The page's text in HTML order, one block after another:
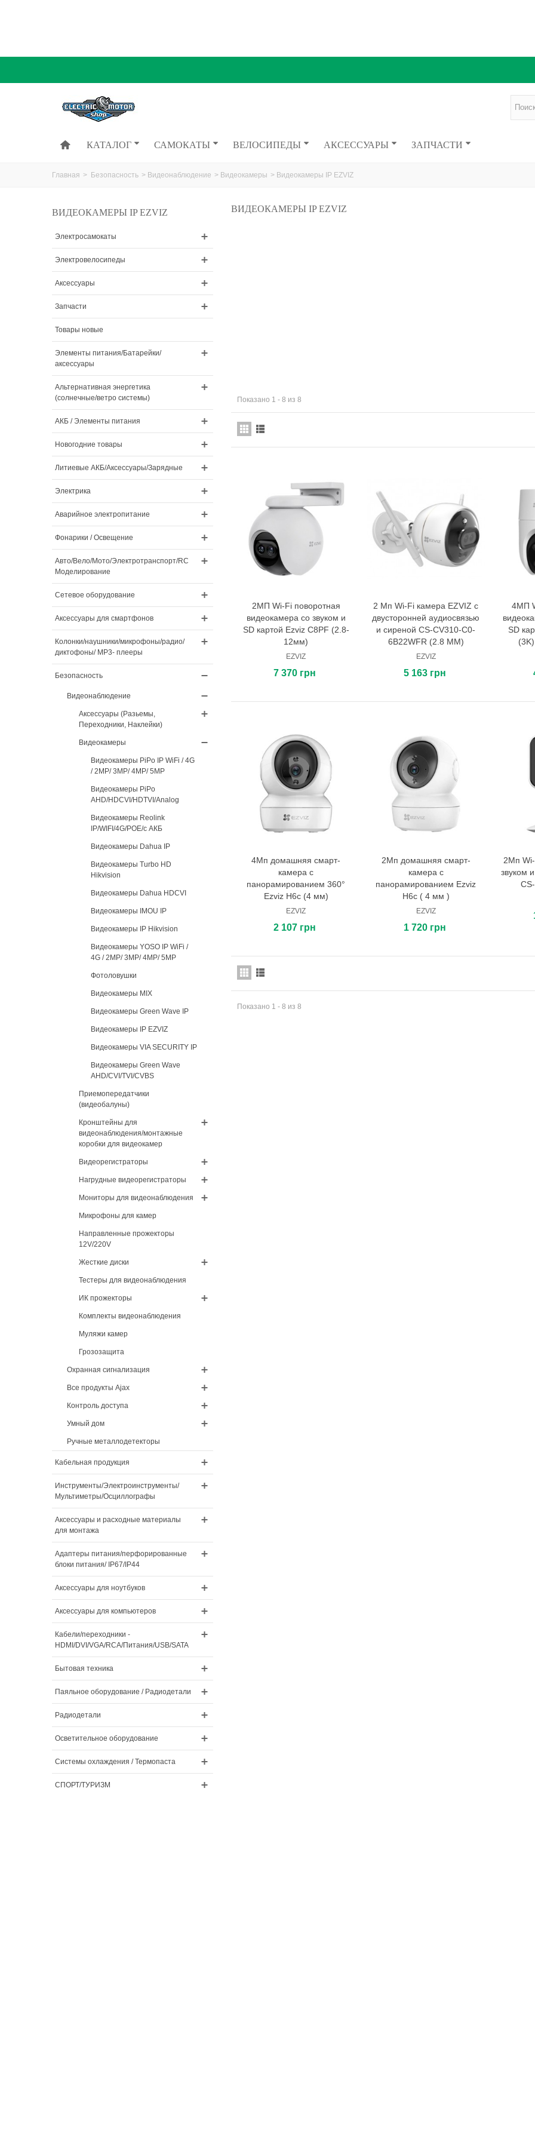
КАТАЛОГ САМОКАТЫ ВЕЛОСИПЕДЫ АКСЕССУАРЫ ЗАПЧАСТИ
Главная > Безопасность > Видеонаблюдение > Видеокамеры > Видеокамеры IP EZVIZ
ВИДЕОКАМЕРЫ IP EZVIZ
Электросамокаты
Электровелосипеды
Аксессуары
Запчасти
Товары новые
Элементы питания/Батарейки/
аксессуары
Альтернативная энергетика
(солнечные/ветро системы)
АКБ / Элементы питания
Новогодние товары
Литиевые АКБ/Аксессуары/Зарядные
Электрика
Аварийное электропитание
Фонарики / Освещение
Авто/Вело/Мото/Электротранспорт/RC
Моделирование
Сетевое оборудование
Аксессуары для смартфонов
Колонки/наушники/микрофоны/радио/
диктофоны/ MP3- плееры
Безопасность
Видеонаблюдение
Аксессуары (Разьемы,
Переходники, Наклейки)
Видеокамеры
Видеокамеры PiPo IP WiFi / 4G
/ 2MP/ 3MP/ 4MP/ 5MP
Видеокамеры PiPo
AHD/HDCVI/HDTVI/Analog
Видеокамеры Reolink
IP/WIFI/4G/POE/c АКБ
Видеокамеры Dahua IP
Видеокамеры Turbo HD
Hikvision
Видеокамеры Dahua HDCVI
Видеокамеры IMOU IP
Видеокамеры IP Hikvision
Видеокамеры YOSO IP WiFi /
4G / 2MP/ 3MP/ 4MP/ 5MP
Фотоловушки
Видеокамеры MIX
Видеокамеры Green Wave IP
Видеокамеры IP EZVIZ
Видеокамеры VIA SECURITY IP
Видеокамеры Green Wave
AHD/CVI/TVI/CVBS
Приемопередатчики
(видеобалуны)
Кронштейны для
видеонаблюдения/монтажные
коробки для видеокамер
Видеорегистраторы
Нагрудные видеорегистраторы
Мониторы для видеонаблюдения
Микрофоны для камер
Направленные прожекторы
12V/220V
Жесткие диски
Тестеры для видеонаблюдения
ИК прожекторы
Комплекты видеонаблюдения
Муляжи камер
Грозозащита
Охранная сигнализация
Все продукты Ajax
Контроль доступа
Умный дом
Ручные металлодетекторы
Кабельная продукция
Инструменты/Электроинструменты/
Мультиметры/Осциллографы
Аксессуары и расходные материалы
для монтажа
Адаптеры питания/перфорированные
блоки питания/ IP67/IP44
Аксессуары для ноутбуков
Аксессуары для компьютеров
Кабели/переходники -
HDMI/DVI/VGA/RCA/Питания/USB/SATA
Бытовая техника
Паяльное оборудование / Радиодетали
Радиодетали
Осветительное оборудование
Системы охлаждения / Термопаста
СПОРТ/ТУРИЗМ
ВИДЕОКАМЕРЫ IP EZVIZ
Показано 1 - 8 из 8
В корзину
2МП Wi-Fi поворотная
видеокамера со звуком и
SD картой Ezviz C8PF (2.8-
12мм)
EZVIZ
7 370 грн
В корзину
2 Мп Wi-Fi камера EZVIZ с
двусторонней аудиосвязью
и сиреной CS-CV310-C0-
6B22WFR (2.8 ММ)
EZVIZ
5 163 грн
4МП
SD
В корзину
4Мп домашняя смарт-
камера с
панорамированием 360°
Ezviz H6c (4 мм)
EZVIZ
2 107 грн
В корзину
2Мп домашняя смарт-
камера с
панорамированием Ezviz
H6c ( 4 мм )
EZVIZ
1 720 грн
2Мп
звуком
Показано 1 - 8 из 8